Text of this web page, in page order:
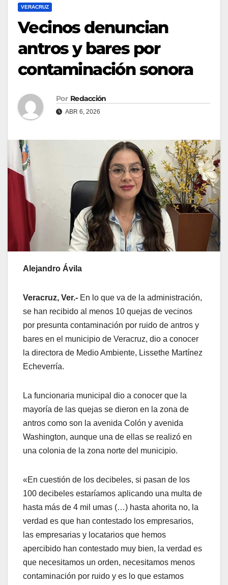
VERACRUZ
Vecinos denuncian
antros y bares por
contaminación sonora
Por Redacción
ABR 6, 2026
Alejandro Ávila
Veracruz, Ver.- En lo que va de la administración,
se han recibido al menos 10 quejas de vecinos
por presunta contaminación por ruido de antros y
bares en el municipio de Veracruz, dio a conocer
la directora de Medio Ambiente, Lissethe Martínez
Echeverría.
La funcionaria municipal dio a conocer que la
mayoría de las quejas se dieron en la zona de
antros como son la avenida Colón y avenida
Washington, aunque una de ellas se realizó en
una colonia de la zona norte del municipio.
«En cuestión de los decibeles, si pasan de los
100 decibeles estaríamos aplicando una multa de
hasta más de 4 mil umas (…) hasta ahorita no, la
verdad es que han contestado los empresarios,
las empresarias y locatarios que hemos
apercibido han contestado muy bien, la verdad es
que necesitamos un orden, necesitamos menos
contaminación por ruido y es lo que estamos